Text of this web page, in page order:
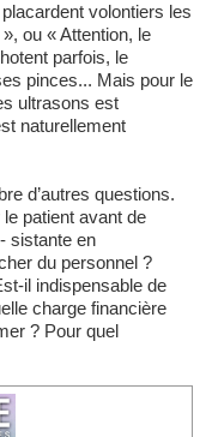
volontiers les
ou « Attention, le
parfois, le
pinces... Mais pour le
ultrasons est
naturellement
d’autres questions.
patient avant de
sistante en
du personnel ?
il indispensable de
charge financière
? Pour quel